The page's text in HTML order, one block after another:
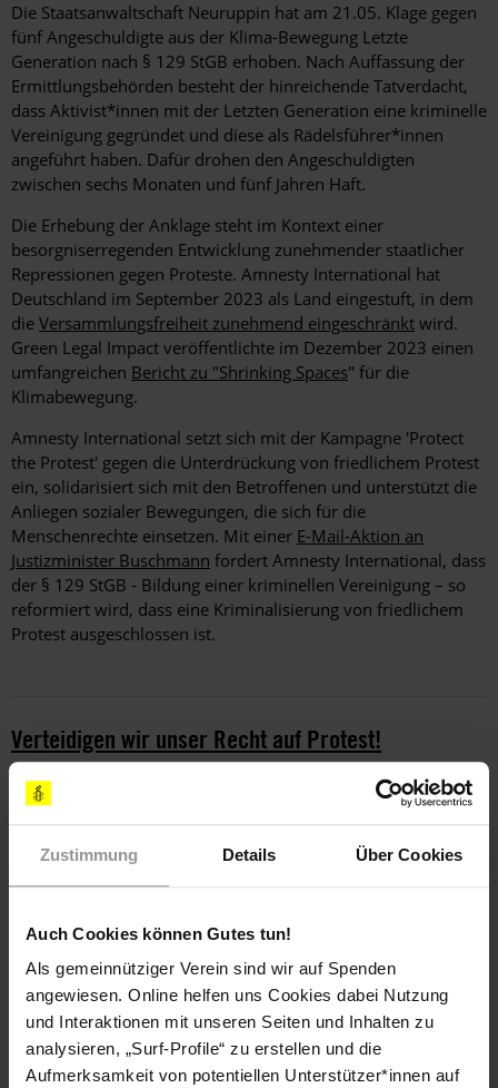
Zustimmung Details Über Cookies
Auch Cookies können Gutes tun!
Als gemeinnütziger Verein sind wir auf Spenden
angewiesen. Online helfen uns Cookies dabei Nutzung
und Interaktionen mit unseren Seiten und Inhalten zu
analysieren, „Surf-Profile“ zu erstellen und die
Aufmerksamkeit von potentiellen Unterstützer*innen auf
Die Staatsanwaltschaft Neuruppin hat am 21.05. Klage gegen
fünf Angeschuldigte aus der Klima-Bewegung Letzte
Generation nach § 129 StGB erhoben. Nach Auffassung der
Ermittlungsbehörden besteht der hinreichende Tatverdacht,
dass Aktivist*innen mit der Letzten Generation eine kriminelle
Vereinigung gegründet und diese als Rädelsführer*innen
angeführt haben. Dafür drohen den Angeschuldigten
zwischen sechs Monaten und fünf Jahren Haft.
Die Erhebung der Anklage steht im Kontext einer
besorgniserregenden Entwicklung zunehmender staatlicher
Repressionen gegen Proteste. Amnesty International hat
Deutschland im September 2023 als Land eingestuft, in dem
die Versammlungsfreiheit zunehmend eingeschränkt wird.
Green Legal Impact veröffentlichte im Dezember 2023 einen
umfangreichen Bericht zu "Shrinking Spaces" für die
Klimabewegung.
Amnesty International setzt sich mit der Kampagne 'Protect
the Protest' gegen die Unterdrückung von friedlichem Protest
ein, solidarisiert sich mit den Betroffenen und unterstützt die
Anliegen sozialer Bewegungen, die sich für die
Menschenrechte einsetzen. Mit einer E-Mail-Aktion an
Justizminister Buschmann fordert Amnesty International, dass
der § 129 StGB - Bildung einer kriminellen Vereinigung – so
reformiert wird, dass eine Kriminalisierung von friedlichem
Protest ausgeschlossen ist.
Verteidigen wir unser Recht auf Protest!
Werde aktiv und beteilige dich an unserer Kampagne "Protect
the Protest"
Schlagworte
Deutschland Pressemitteilung
Aktuell
Massenüberwachung & Privatsphäre
Meinungsfreiheit
Polizei Und Menschenrechte
Studierende & Schüler*innen
Versammlungsfreiheit